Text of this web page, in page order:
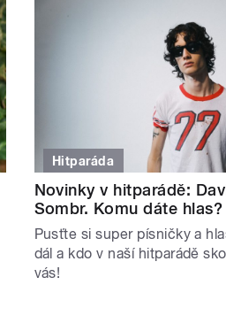
Hitparáda
Novinky v hitparádě:
Sombr. Komu dáte hlas?
Pusťte si super písničky a
dál a kdo v naší hitparádě
vás!